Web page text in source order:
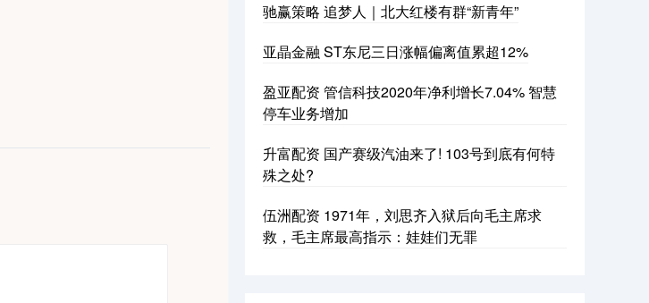
驰赢策略 追梦人｜北大红楼有群“新青年”
亚晶金融 ST东尼三日涨幅偏离值累超12%
盈亚配资 管信科技2020年净利增长7.04% 智慧
停车业务增加
升富配资 国产赛级汽油来了! 103号到底有何特
殊之处?
伍洲配资 1971年，刘思齐入狱后向毛主席求
救，毛主席最高指示：娃娃们无罪